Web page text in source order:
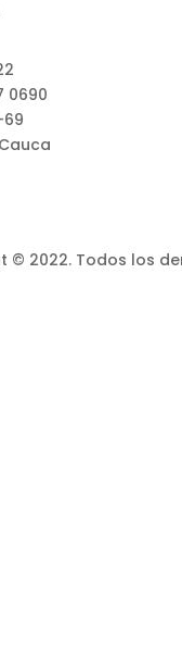
0690
© 2022. Todos los